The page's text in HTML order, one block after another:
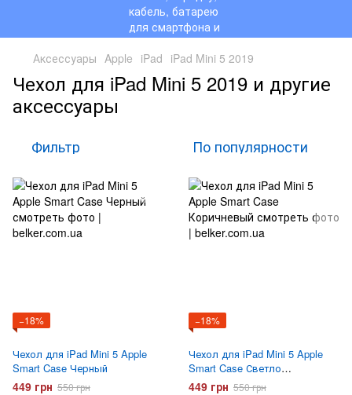
Аксессуары Apple iPad iPad Mini 5 2019
Чехол для iPad Mini 5 2019 и другие
аксессуары
Фильтр По популярности
−18%
Чехол для iPad Mini 5 Apple
Smart Case Черный
449 грн 550 грн
−18%
Чехол для iPad Mini 5 Apple
Smart Case Светло
Коричневый
449 грн 550 грн